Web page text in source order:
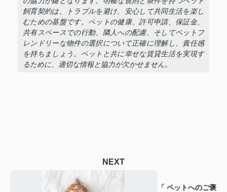
飼育契約は、トラブルを避け、安心して共同生活を楽し
むための基盤です。ペットの健康、許可申請、保証金、
共有スペースでの行動、隣人への配慮、そしてペットフ
レンドリーな物件の選択について正確に理解し、責任感
を持ちましょう。ペットと共に幸せな賃貸生活を実現す
るために、適切な情報と協力が欠かせません。
NEXT
「 ペットへのご褒